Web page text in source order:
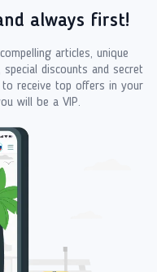
always first!
articles, unique
discounts and secret
receive top offers in your
will be a VIP.